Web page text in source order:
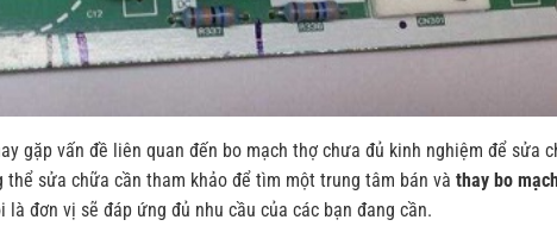
gặp vấn đề liên quan đến bo mạch thợ chưa đủ kinh nghiệm để sửa
sửa chữa cần tham khảo để tìm một trung tâm bán và thay bo
đơn vị sẽ đáp ứng đủ nhu cầu của các bạn đang cần.